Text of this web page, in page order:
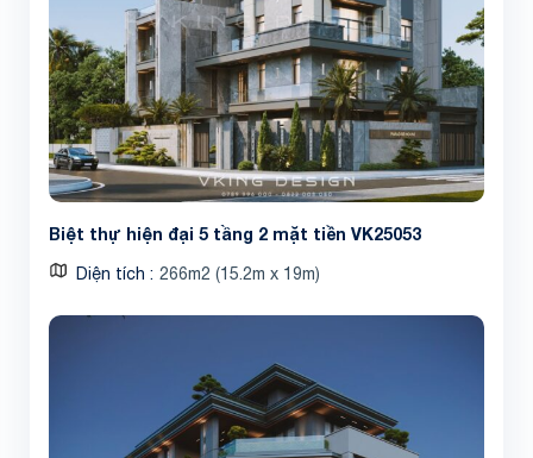
Biệt thự hiện đại 5 tầng 2 mặt tiền VK25053
Diện tích 266m2 (15.2m x 19m)